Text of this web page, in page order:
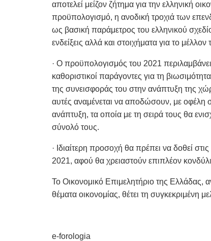
αποτελεί μείζον ζήτημα για την ελληνική
προϋπολογισμό, η ανοδική τροχιά των
ως βασική παράμετρος του ελληνικού
ενδείξεις αλλά και στοιχήματα για το μέλλον
· Ο προϋπολογισμός του 2021
καθοριστικοί παράγοντες για τη
της συνεισφοράς του στην ανάπτυξη της
αυτές αναμένεται να αποδώσουν, με οφέλη
ανάπτυξη, τα οποία με τη σειρά τους θα
σύνολό τους.
· Ιδιαίτερη προσοχή θα πρέπει να δοθεί
2021, αφού θα χρειαστούν επιπλέον
Το Οικονομικό Επιμελητήριο της Ελλάδας,
θέματα οικονομίας, θέτει τη συγκεκριμένη
e-forologia